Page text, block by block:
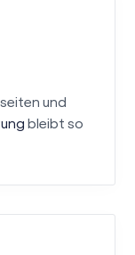
und
bleibt so